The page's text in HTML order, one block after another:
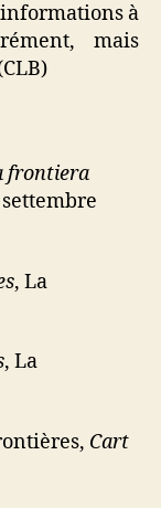
à
mais
frontiera
, La
, La
Cart